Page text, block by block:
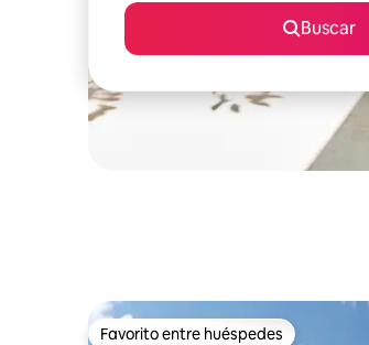
Buscar
Favorito entre huéspedes